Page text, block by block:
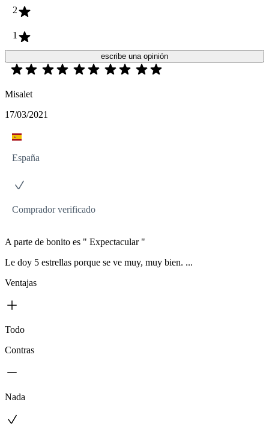
2
1
escribe una opinión
Misalet
17/03/2021
España
Comprador verificado
A parte de bonito es " Expectacular "
Le doy 5 estrellas porque se ve muy, muy bien. ...
Ventajas
Todo
Contras
Nada